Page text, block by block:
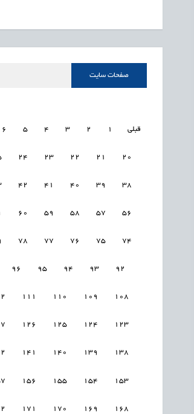
صفحات سایت
قبلی 1
2
3
4
5
6
20
21
22
23
24
38
39
40
41
42
56
57
58
59
60
74
75
76
77
78
92
93
94
95
96
108
109
110
111
123
124
125
126
138
139
140
141
153
154
155
156
168
169
170
171